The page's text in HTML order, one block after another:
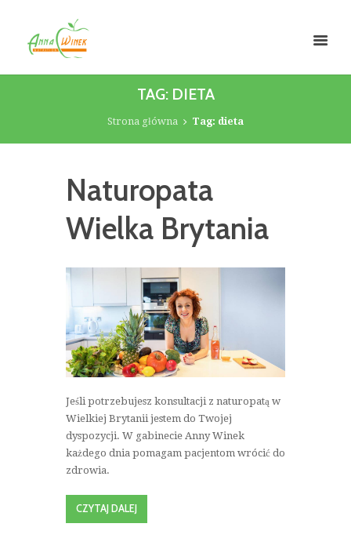
TAG: DIETA
Strona główna Tag: dieta
Naturopata
Wielka Brytania
Jeśli potrzebujesz konsultacji z naturopatą w
Wielkiej Brytanii jestem do Twojej
dyspozycji. W gabinecie Anny Winek
każdego dnia pomagam pacjentom wrócić do
zdrowia.
CZYTAJ DALEJ